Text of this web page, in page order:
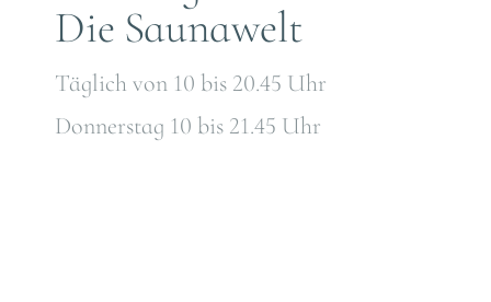
Die Saunawelt
Täglich von 10 bis 20.45 Uhr
Donnerstag 10 bis 21.45 Uhr